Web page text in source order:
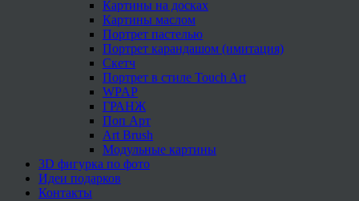
Картины на досках
Картины маслом
Портрет пастелью
Портрет карандашом (имитация)
Скетч
Портрет в стиле Touch Art
WPAP
ГРАНЖ
Поп Арт
Art Brush
Модульные картины
3D фигурка по фото
Идеи подарков
Контакты